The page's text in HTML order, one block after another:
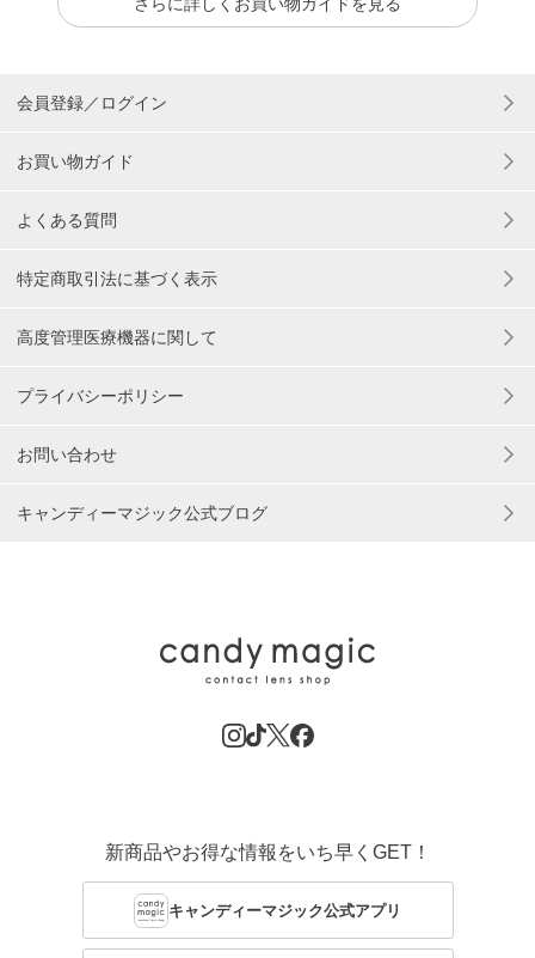
会員登録／ログイン
お買い物ガイド
よくある質問
特定商取引法に基づく表示
高度管理医療機器に関して
プライバシーポリシー
お問い合わせ
キャンディーマジック公式ブログ
新商品やお得な情報をいち早くGET！
キャンディーマジック公式アプリ